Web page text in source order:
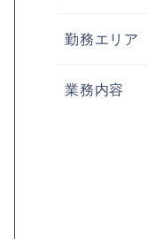
勤務エリア
業務内容